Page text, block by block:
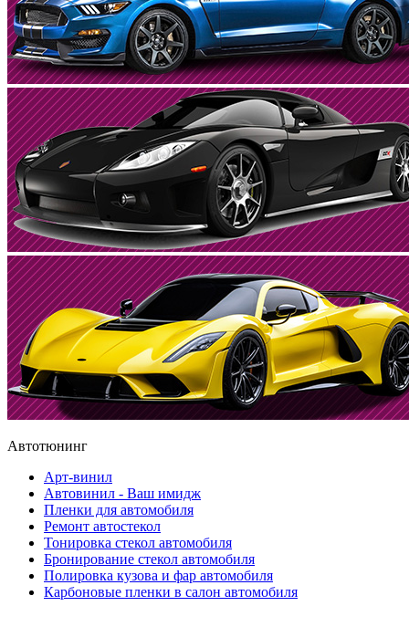
Автотюнинг
Арт-винил
Автовинил - Ваш имидж
Пленки для автомобиля
Ремонт автостекол
Тонировка стекол автомобиля
Бронирование стекол автомобиля
Полировка кузова и фар автомобиля
Карбоновые пленки в салон автомобиля